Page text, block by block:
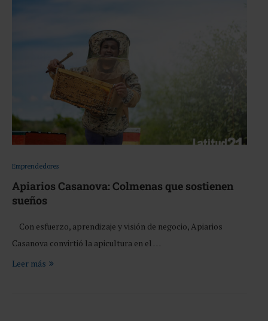
Emprendedores
Apiarios Casanova: Colmenas que sostienen
sueños
Con esfuerzo, aprendizaje y visión de negocio, Apiarios
Casanova convirtió la apicultura en el …
Leer más